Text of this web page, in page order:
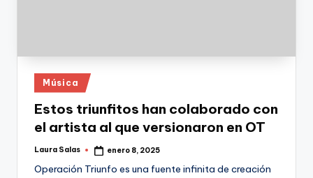
Publicado
en
Música
Estos triunfitos han colaborado con
el artista al que versionaron en OT
Publicado
Laura Salas enero 8, 2025
Operación Triunfo es una fuente infinita de creación